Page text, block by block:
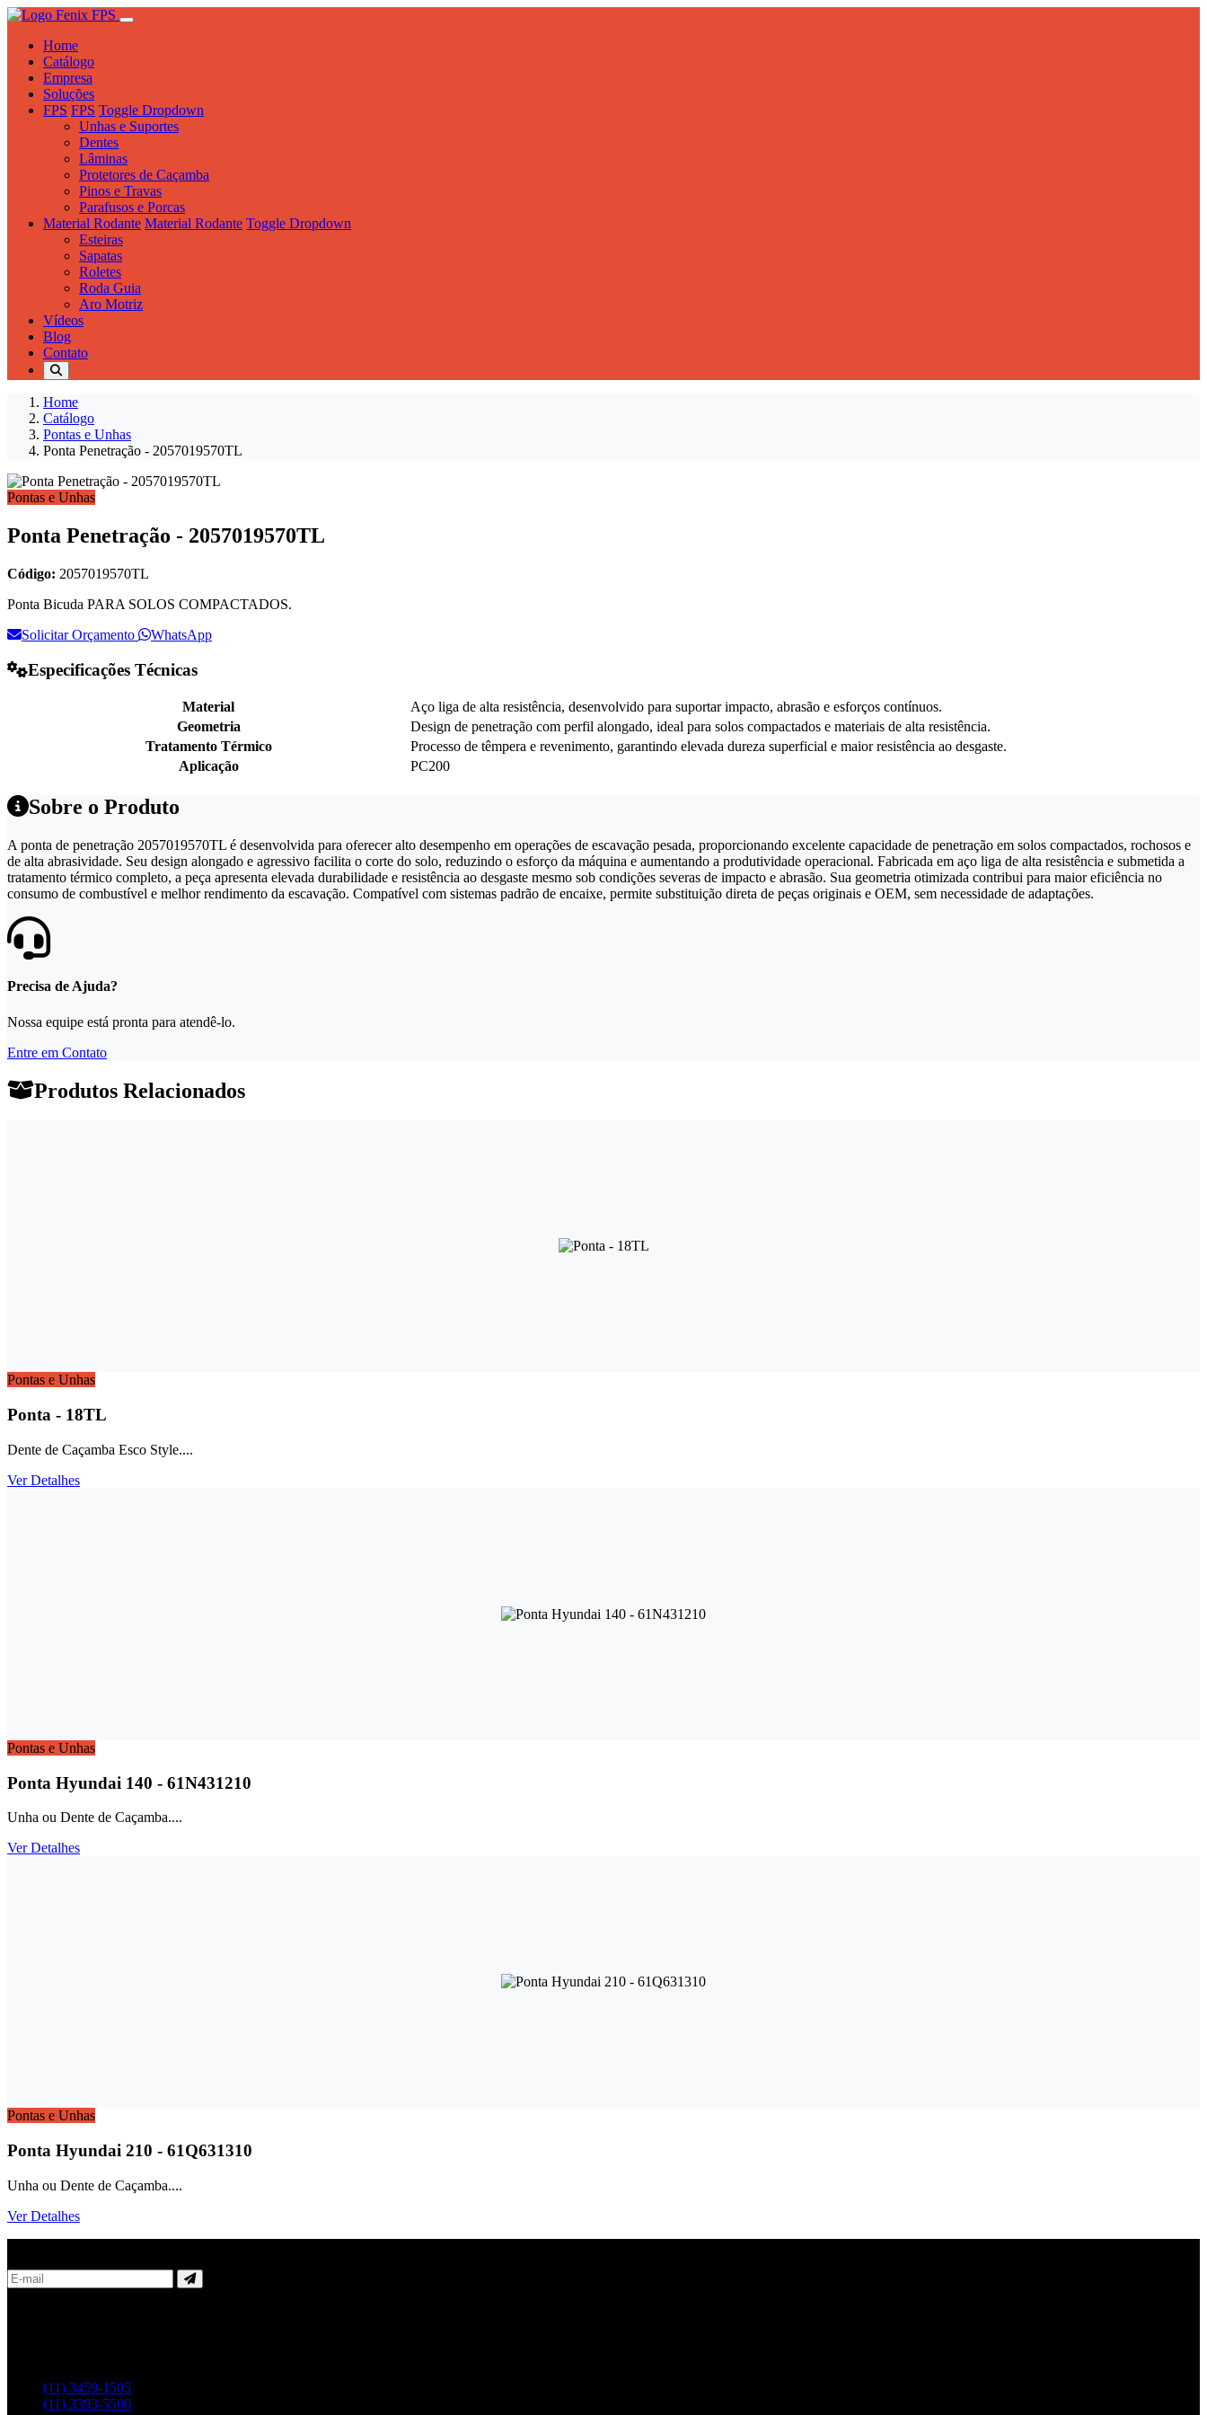
Home
Catálogo
Empresa
Soluções
FPS FPS Toggle Dropdown
Unhas e Suportes
Dentes
Lâminas
Protetores de Caçamba
Pinos e Travas
Parafusos e Porcas
Material Rodante Material Rodante Toggle Dropdown
Esteiras
Sapatas
Roletes
Roda Guia
Aro Motriz
Vídeos
Blog
Contato
Home
Catálogo
Pontas e Unhas
Ponta Penetração - 2057019570TL
Pontas e Unhas
Ponta Penetração - 2057019570TL
Código: 2057019570TL
Ponta Bicuda PARA SOLOS COMPACTADOS.
Solicitar Orçamento
WhatsApp
Especificações Técnicas
Material
Aço liga de alta resistência, desenvolvido para suportar impacto, abrasão e esforços contínuos.
Geometria
Design de penetração com perfil alongado, ideal para solos compactados e materiais de alta resistência.
Tratamento Térmico
Processo de têmpera e revenimento, garantindo elevada dureza superficial e maior resistência ao desgaste.
Aplicação
PC200
Sobre o Produto
A ponta de penetração 2057019570TL é desenvolvida para oferecer alto desempenho em operações de escavação pesada, proporcionando excelente capacidade de penetração em solos compactados, rochosos e
de alta abrasividade. Seu design alongado e agressivo facilita o corte do solo, reduzindo o esforço da máquina e aumentando a produtividade operacional. Fabricada em aço liga de alta resistência e submetida a
tratamento térmico completo, a peça apresenta elevada durabilidade e resistência ao desgaste mesmo sob condições severas de impacto e abrasão. Sua geometria otimizada contribui para maior eficiência no
consumo de combustível e melhor rendimento da escavação. Compatível com sistemas padrão de encaixe, permite substituição direta de peças originais e OEM, sem necessidade de adaptações.
Precisa de Ajuda?
Nossa equipe está pronta para atendê-lo.
Entre em Contato
Produtos Relacionados
Pontas e Unhas
Ponta - 18TL
Dente de Caçamba Esco Style....
Ver Detalhes
Pontas e Unhas
Ponta Hyundai 140 - 61N431210
Unha ou Dente de Caçamba....
Ver Detalhes
Pontas e Unhas
Ponta Hyundai 210 - 61Q631310
Unha ou Dente de Caçamba....
Ver Detalhes
(11) 3459-1505
(11) 3393-5500